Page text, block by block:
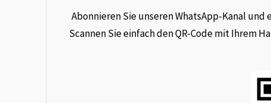
Abonnieren Sie unseren WhatsApp-Kanal
Scannen Sie einfach den QR-Code mit Ihrem